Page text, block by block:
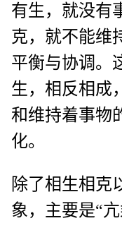
有生，就没有
克，就不能维
平衡与协调。
生，相反相成
和维持着事物
化。
除了相生相克
象，主要是“亢